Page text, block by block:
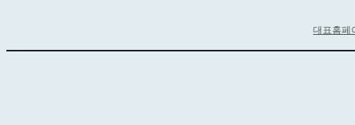
대표홈페